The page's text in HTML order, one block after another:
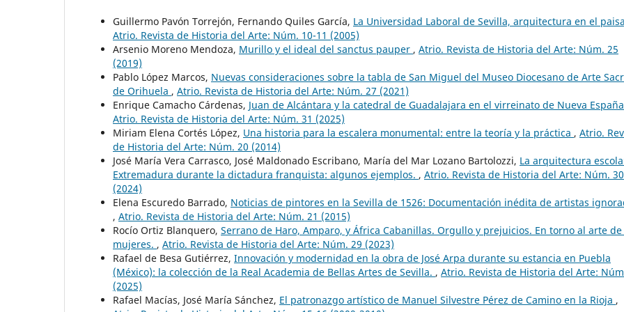
Guillermo Pavón Torrejón, Fernando Quiles García, La Universidad Laboral de Sevilla, arquitectura en el
Atrio. Revista de Historia del Arte: Núm. 10-11 (2005)
Arsenio Moreno Mendoza, Murillo y el ideal del sanctus pauper , Atrio. Revista de Historia del Arte: Núm. 25
(2019)
Pablo López Marcos, Nuevas consideraciones sobre la tabla de San Miguel del Museo Diocesano de Arte
de Orihuela , Atrio. Revista de Historia del Arte: Núm. 27 (2021)
Enrique Camacho Cárdenas, Juan de Alcántara y la catedral de Guadalajara en el virreinato de Nueva
Atrio. Revista de Historia del Arte: Núm. 31 (2025)
Miriam Elena Cortés López, Una historia para la escalera monumental: entre la teoría y la práctica , Atrio.
de Historia del Arte: Núm. 20 (2014)
José María Vera Carrasco, José Maldonado Escribano, María del Mar Lozano Bartolozzi, La arquitectura
Extremadura durante la dictadura franquista: algunos ejemplos. , Atrio. Revista de Historia del Arte: Núm. 30
(2024)
Elena Escuredo Barrado, Noticias de pintores en la Sevilla de 1526: Documentación inédita de artistas
, Atrio. Revista de Historia del Arte: Núm. 21 (2015)
Rocío Ortiz Blanquero, Serrano de Haro, Amparo, y África Cabanillas. Orgullo y prejuicios. En torno al arte de
mujeres. , Atrio. Revista de Historia del Arte: Núm. 29 (2023)
Rafael de Besa Gutiérrez, Innovación y modernidad en la obra de José Arpa durante su estancia en Puebla
(México): la colección de la Real Academia de Bellas Artes de Sevilla. , Atrio. Revista de Historia del Arte:
(2025)
Rafael Macías, José María Sánchez, El patronazgo artístico de Manuel Silvestre Pérez de Camino en la Rioja ,